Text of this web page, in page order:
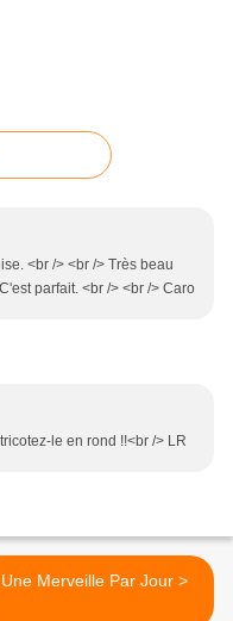
<br /> <br /> Très beau
parfait. <br /> <br /> Caro
le en rond !!<br /> LR
Une Merveille Par Jour >